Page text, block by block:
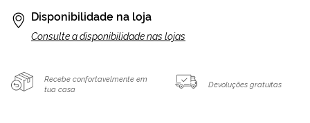
Disponibilidade na loja
Consulte a disponibilidade nas lojas
Recebe confortavelmente em
tua casa
Devoluções gratuitas